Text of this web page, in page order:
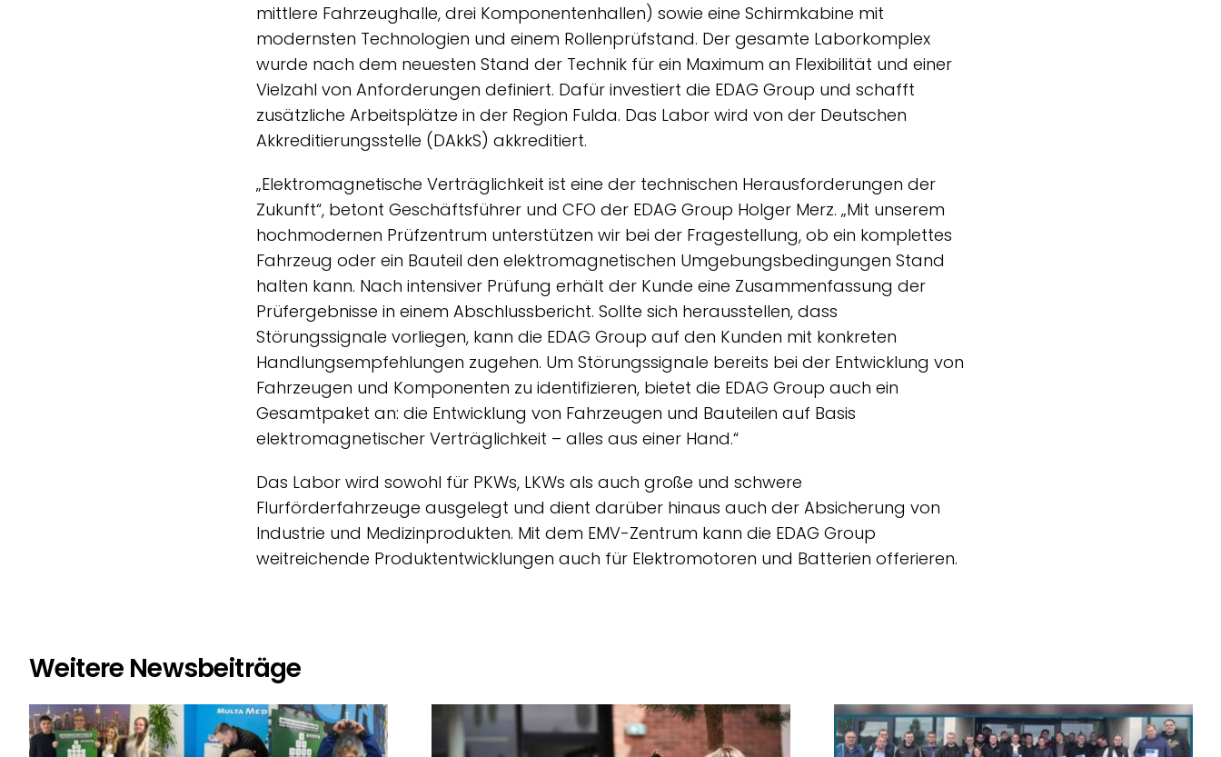
mittlere Fahrzeughalle, drei Komponentenhallen) sowie eine Schirmkabine mit
modernsten Technologien und einem Rollenprüfstand. Der gesamte Laborkomplex
wurde nach dem neuesten Stand der Technik für ein Maximum an Flexibilität und einer
Vielzahl von Anforderungen definiert. Dafür investiert die EDAG Group und schafft
zusätzliche Arbeitsplätze in der Region Fulda. Das Labor wird von der Deutschen
Akkreditierungsstelle (DAkkS) akkreditiert.
„Elektromagnetische Verträglichkeit ist eine der technischen Herausforderungen der
Zukunft“, betont Geschäftsführer und CFO der EDAG Group Holger Merz. „Mit unserem
hochmodernen Prüfzentrum unterstützen wir bei der Fragestellung, ob ein komplettes
Fahrzeug oder ein Bauteil den elektromagnetischen Umgebungsbedingungen Stand
halten kann. Nach intensiver Prüfung erhält der Kunde eine Zusammenfassung der
Prüfergebnisse in einem Abschlussbericht. Sollte sich herausstellen, dass
Störungssignale vorliegen, kann die EDAG Group auf den Kunden mit konkreten
Handlungsempfehlungen zugehen. Um Störungssignale bereits bei der Entwicklung von
Fahrzeugen und Komponenten zu identifizieren, bietet die EDAG Group auch ein
Gesamtpaket an: die Entwicklung von Fahrzeugen und Bauteilen auf Basis
elektromagnetischer Verträglichkeit – alles aus einer Hand.“
Das Labor wird sowohl für PKWs, LKWs als auch große und schwere
Flurförderfahrzeuge ausgelegt und dient darüber hinaus auch der Absicherung von
Industrie und Medizinprodukten. Mit dem EMV-Zentrum kann die EDAG Group
weitreichende Produktentwicklungen auch für Elektromotoren und Batterien offerieren.
Weitere Newsbeiträge